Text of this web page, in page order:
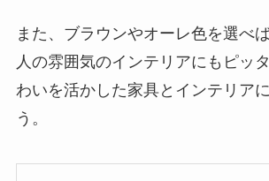
また、ブラウンやオーレ色を選べ
人の雰囲気のインテリアにもピッ
わいを活かした家具とインテリア
う。